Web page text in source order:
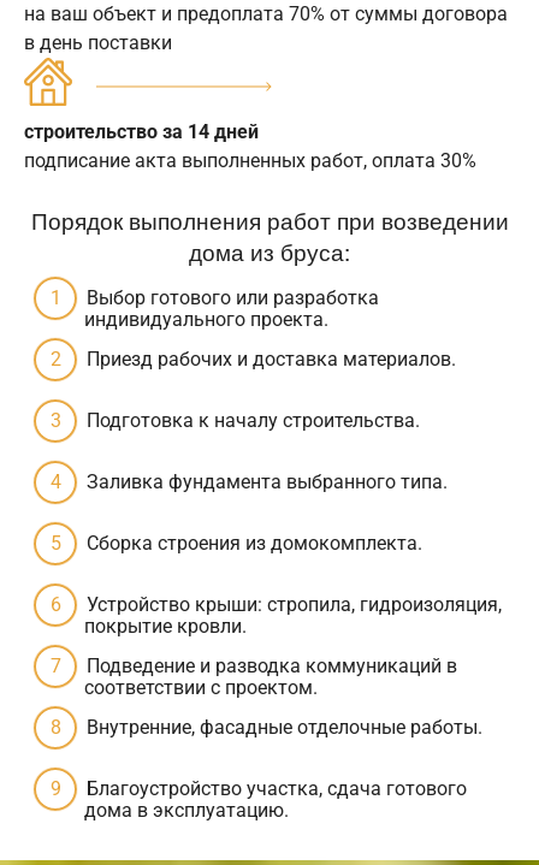
на ваш объект и предоплата 70% от суммы договора
в день поставки
строительство за 14 дней
подписание акта выполненных работ, оплата 30%
Порядок выполнения работ при возведении
дома из бруса:
Выбор готового или разработка
индивидуального проекта.
Приезд рабочих и доставка материалов.
Подготовка к началу строительства.
Заливка фундамента выбранного типа.
Сборка строения из домокомплекта.
Устройство крыши: стропила, гидроизоляция,
покрытие кровли.
Подведение и разводка коммуникаций в
соответствии с проектом.
Внутренние, фасадные отделочные работы.
Благоустройство участка, сдача готового
дома в эксплуатацию.